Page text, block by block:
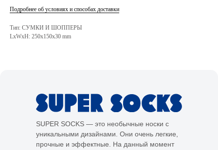
Подробнее об условиях и способах доставки
Тип: СУМКИ И ШОППЕРЫ
LxWxH: 250x150x30 mm
SUPER SOCKS — это необычные носки с
уникальными дизайнами. Они очень легкие,
прочные и эффектные. На данный момент